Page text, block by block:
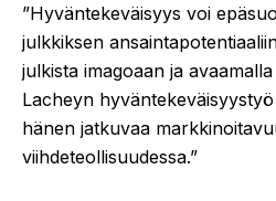
”Hyväntekeväisyys voi
julkkiksen
julkista imagoaan ja
Lacheyn
hänen jatkuvaa
viihdeteollisuudessa.”